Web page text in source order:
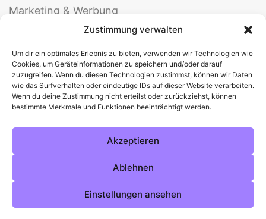
Zustimmung verwalten
Um dir ein optimales Erlebnis zu bieten, verwenden wir Technologien wie
Cookies, um Geräteinformationen zu speichern und/oder darauf
zuzugreifen. Wenn du diesen Technologien zustimmst, können wir Daten
wie das Surfverhalten oder eindeutige IDs auf dieser Website verarbeiten.
Wenn du deine Zustimmung nicht erteilst oder zurückziehst, können
bestimmte Merkmale und Funktionen beeinträchtigt werden.
Akzeptieren
Ablehnen
Einstellungen ansehen
Marketing & Werbung
Events & Einladungen
© 2025 Deine Welt der Office-Vorlagen
Alle VorlagenÜber unsKontakt
DatenschutzCookies